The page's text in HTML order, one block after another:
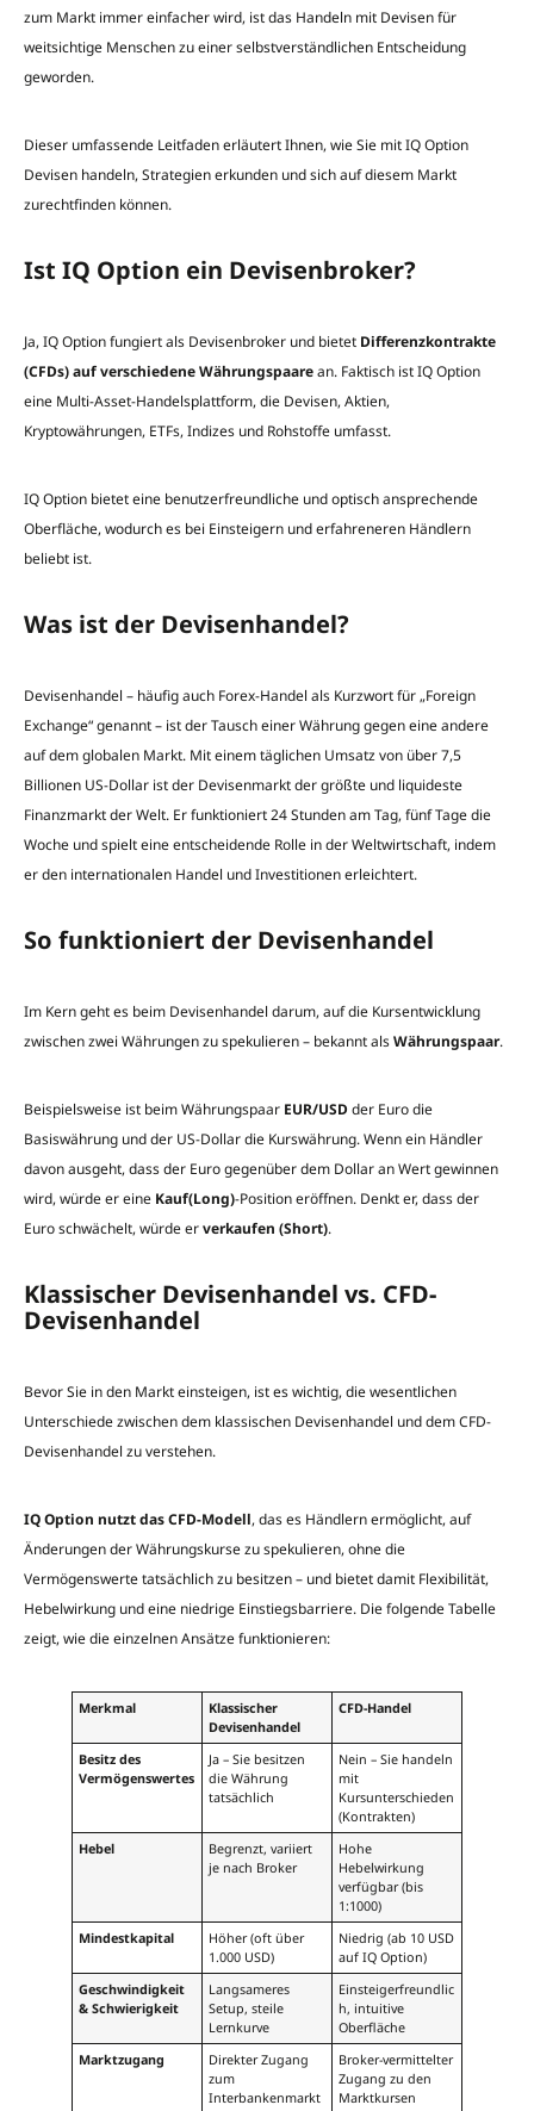
zum Markt immer einfacher wird, ist das Handeln mit Devisen für
weitsichtige Menschen zu einer selbstverständlichen Entscheidung
geworden.
Dieser umfassende Leitfaden erläutert Ihnen, wie Sie mit IQ Option
Devisen handeln, Strategien erkunden und sich auf diesem Markt
zurechtfinden können.
Ist IQ Option ein Devisenbroker?
Ja, IQ Option fungiert als Devisenbroker und bietet Differenzkontrakte
(CFDs) auf verschiedene Währungspaarean. Faktisch ist IQ Option
eine Multi-Asset-Handelsplattform, die Devisen, Aktien,
Kryptowährungen, ETFs, Indizes und Rohstoffe umfasst.
IQ Option bietet eine benutzerfreundliche und optisch ansprechende
Oberfläche, wodurch es bei Einsteigern und erfahreneren Händlern
beliebt ist.
Was ist der Devisenhandel?
Devisenhandel – häufig auch Forex-Handel als Kurzwort für „Foreign
Exchange“ genannt – ist der Tausch einer Währung gegen eine andere
auf dem globalen Markt. Mit einem täglichen Umsatz von über 7,5
Billionen US-Dollar ist der Devisenmarkt der größte und liquideste
Finanzmarkt der Welt. Er funktioniert 24 Stunden am Tag, fünf Tage die
Woche und spielt eine entscheidende Rolle in der Weltwirtschaft, indem
er den internationalen Handel und Investitionen erleichtert.
So funktioniert der Devisenhandel
Im Kern geht es beim Devisenhandel darum, auf die Kursentwicklung
zwischen zwei Währungen zu spekulieren – bekannt alsWährungspaar.
Beispielsweise ist beim Währungspaar EUR/USD der Euro die
Basiswährung und der US-Dollar die Kurswährung. Wenn ein Händler
davon ausgeht, dass der Euro gegenüber dem Dollar an Wert gewinnen
wird, würde er eine Kauf(Long)-Position eröffnen. Denkt er, dass der
Euro schwächelt, würde erverkaufen (Short).
Klassischer Devisenhandel vs. CFD-
Devisenhandel
Bevor Sie in den Markt einsteigen, ist es wichtig, die wesentlichen
Unterschiede zwischen dem klassischen Devisenhandel und dem CFD-
Devisenhandel zu verstehen.
IQ Option nutzt das CFD-Modell, das es Händlern ermöglicht, auf
Änderungen der Währungskurse zu spekulieren, ohne die
Vermögenswerte tatsächlich zu besitzen – und bietet damit Flexibilität,
Hebelwirkung und eine niedrige Einstiegsbarriere. Die folgende Tabelle
zeigt, wie die einzelnen Ansätze funktionieren:
Merkmal
Klassischer
Devisenhandel
CFD-Handel
Besitz des
Vermögenswertes
Ja – Sie besitzen
die Währung
tatsächlich
Nein – Sie handeln
mit
Kursunterschieden
(Kontrakten)
Hebel
Begrenzt, variiert
je nach Broker
Hohe
Hebelwirkung
verfügbar (bis
1:1000)
Mindestkapital
Höher (oft über
1.000 USD)
Niedrig (ab 10 USD
auf IQ Option)
Geschwindigkeit
& Schwierigkeit
Langsameres
Setup, steile
Lernkurve
Einsteigerfreundlic
h, intuitive
Oberfläche
Marktzugang
Direkter Zugang
zum
Interbankenmarkt
Broker-vermittelter
Zugang zu den
Marktkursen